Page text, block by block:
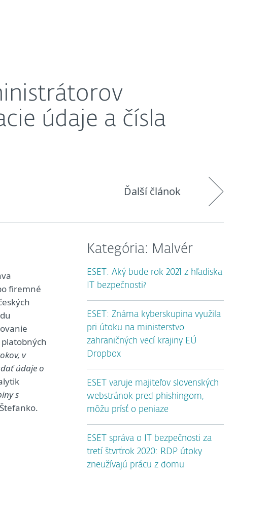
údaje a čísla
Ďalší článok
firemné
v
údaje o
s
Kategória: Malvér
ESET: Aký bude rok 2021 z hľadiska
IT bezpečnosti?
ESET: Známa kyberskupina využila
pri útoku na ministerstvo
zahraničných vecí krajiny EÚ
Dropbox
ESET varuje majiteľov slovenských
webstránok pred phishingom,
môžu prísť o peniaze
ESET správa o IT bezpečnosti za
tretí štvrťrok 2020: RDP útoky
zneužívajú prácu z domu